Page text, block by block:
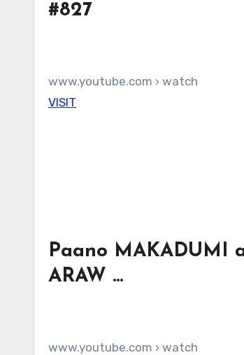
#827
www.youtube.com › watch
VISIT
Paano MAKADUMI
ARAW …
www.youtube.com › watch